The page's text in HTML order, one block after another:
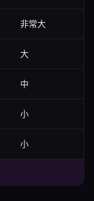
非常大
大
中
小
小